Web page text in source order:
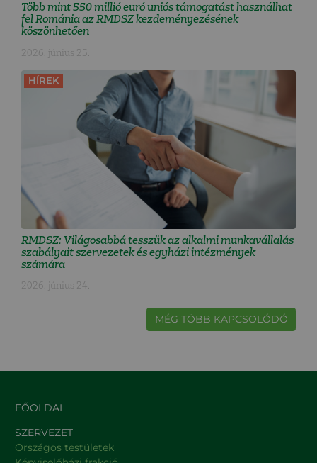
Több mint 550 millió euró uniós támogatást használhat
fel Románia az RMDSZ kezdeményezésének
köszönhetően
2026. június 25.
HÍREK
RMDSZ: Világosabbá tesszük az alkalmi munkavállalás
szabályait szervezetek és egyházi intézmények
számára
2026. június 24.
MÉG TÖBB KAPCSOLÓDÓ
FŐOLDAL
SZERVEZET
Országos testületek